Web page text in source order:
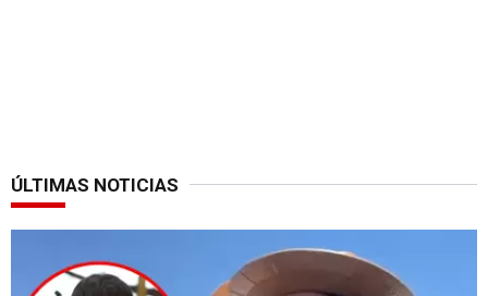
ÚLTIMAS NOTICIAS